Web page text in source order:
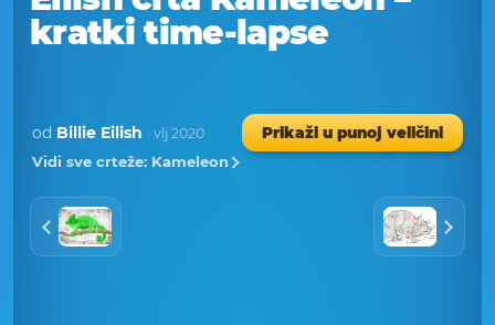
kratki time-lapse
od Billie Eilish · vlj 2020
Prikaži u punoj veličini
Vidi sve crteže: Kameleon